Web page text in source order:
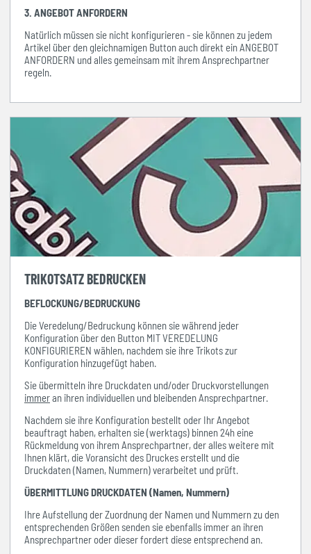
3. ANGEBOT ANFORDERN
Natürlich müssen sie nicht konfigurieren - sie können zu jedem
Artikel über den gleichnamigen Button auch direkt ein ANGEBOT
ANFORDERN und alles gemeinsam mit ihrem Ansprechpartner
regeln.
TRIKOTSATZ BEDRUCKEN
BEFLOCKUNG/BEDRUCKUNG
Die Veredelung/Bedruckung können sie während jeder
Konfiguration über den Button MIT VEREDELUNG
KONFIGURIEREN wählen, nachdem sie ihre Trikots zur
Konfiguration hinzugefügt haben.
Sie übermitteln ihre Druckdaten und/oder Druckvorstellungen
immeran ihren individuellen und bleibenden Ansprechpartner.
Nachdem sie ihre Konfiguration bestellt oder Ihr Angebot
beauftragt haben, erhalten sie (werktags) binnen 24h eine
Rückmeldung von ihrem Ansprechpartner, der alles weitere mit
Ihnen klärt, die Voransicht des Druckes erstellt und die
Druckdaten (Namen, Nummern) verarbeitet und prüft.
ÜBERMITTLUNG DRUCKDATEN (Namen, Nummern)
Ihre Aufstellung der Zuordnung der Namen und Nummern zu den
entsprechenden Größen senden sie ebenfalls immer an ihren
Ansprechpartner oder dieser fordert diese entsprechend an.